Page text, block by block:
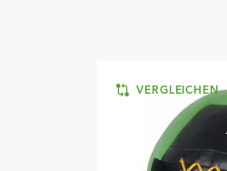
VERGLEICHEN